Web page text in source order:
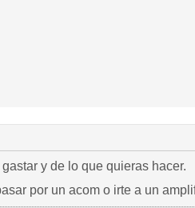
y de lo que quieras hacer.
por un acom o irte a un